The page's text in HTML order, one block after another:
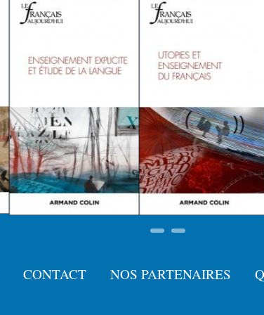
CONTACT NOS PARTENAIRES